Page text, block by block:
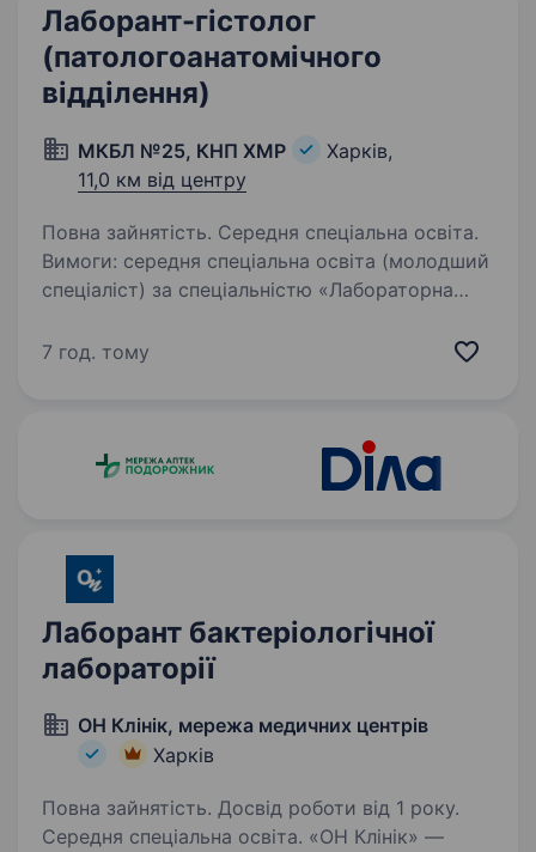
Лаборант-гістолог
(патологоанатомічного
відділення)
МКБЛ №25, КНП ХМР
Харків,
11,0 км від центру
Повна зайнятість. Середня спеціальна освіта.
Вимоги: середня спеціальна освіта (молодший
спеціаліст) за спеціальністю «Лабораторна
військово-облікового документу бажання
7 год. тому
Лаборант бактеріологічної
лабораторії
ОН Клінік, мережа медичних центрів
Харків
Повна зайнятість. Досвід роботи від 1 року.
Середня спеціальна освіта. «ОН Клінік» —